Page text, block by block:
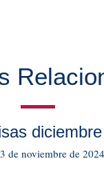
de noviembre de 2024